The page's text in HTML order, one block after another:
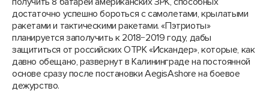
достаточно успешно бороться с самолетами, крылатыми
ракетами и тактическими ракетами. «Пэтриоты»
планируется заполучить к 2018−2019 году, дабы
защититься от российских ОТРК «Искандер», которые, как
давно обещано, развернут в Калининграде на постоянной
основе сразу после постановки AegisAshore на боевое
дежурство.